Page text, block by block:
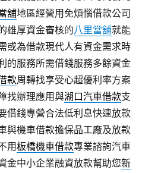
舖地區經營用免煩惱借款公司
雄厚資金審核的八里當舖就能
或為借款現代人有資金需求時
的服務所需借錢服務多餘資金
款周轉找享受心超優利率方案
找辦理應用與湖口汽車借款支
借錢專營合法低利息快速放款
與機車借款擔保品工廠及放款
用板橋機車借款專業諮詢汽車
金中小企業融資放款幫助您新